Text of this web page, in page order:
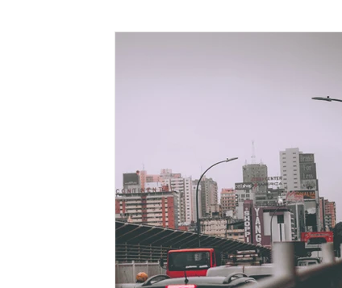
Logística internacional Ingeniería de costos
Agentes de compras Pagos internacionales